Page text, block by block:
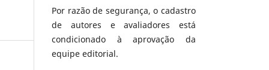
Por razão de segurança, o cadastro
de autores e avaliadores está
condicionado à aprovação da
equipe editorial.